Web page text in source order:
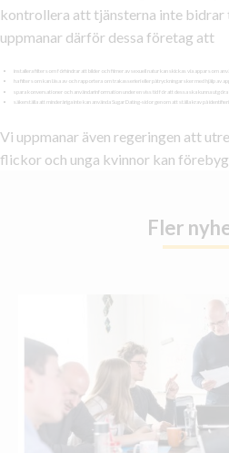
kontrollera att tjänsterna inte
uppmanar därför dessa företag att
installera filter som förhindrar att bilder och filmer av sexuell natur kan skickas via appar som
ha filter som kan läsa av och rapportera om trakasserieri eller påtryckningar sker med hjälp av
spara konversationer och användarinformation under en viss tid för att dessa ska kunna
säkerställa att minderåriga inte kan använda Sugar Dating-sidor genom att ställa krav på
Vi uppmanar även regeringen att
flickor och unga kvinnor kan
Fler